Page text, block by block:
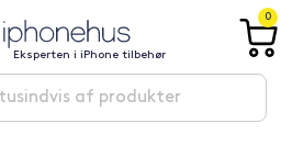
Eksperten i iPhone tilbehør
0